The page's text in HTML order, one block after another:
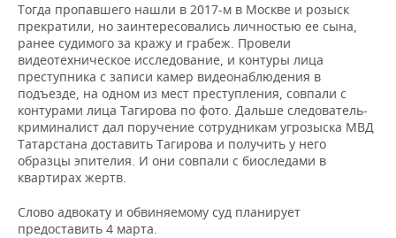
Тогда пропавшего нашли в 2017-м в Москве и розыск
прекратили, но заинтересовались личностью ее сына,
ранее судимого за кражу и грабеж. Провели
видеотехническое исследование, и контуры лица
преступника с записи камер видеонаблюдения в
подъезде, на одном из мест преступления, совпали с
контурами лица Тагирова по фото. Дальше следователь-
криминалист дал поручение сотрудникам угрозыска МВД
Татарстана доставить Тагирова и получить у него
образцы эпителия. И они совпали с биоследами в
квартирах жертв.
Слово адвокату и обвиняемому суд планирует
предоставить 4 марта.